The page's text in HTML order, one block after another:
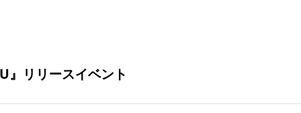
リリースイベント